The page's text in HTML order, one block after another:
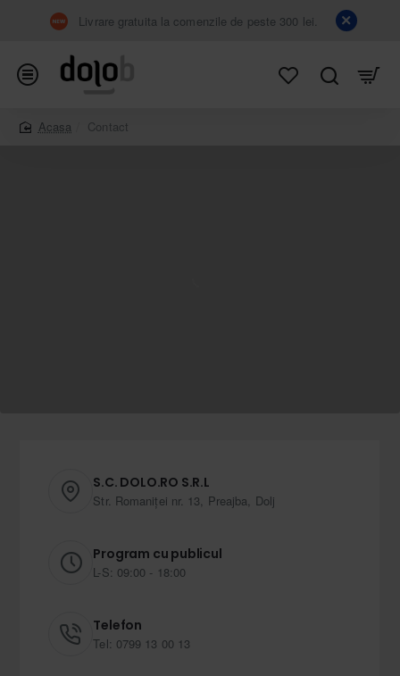
Livrare gratuita la comenzile de peste 300 lei.
Contact
S.C. DOLO.RO S.R.L
Str. Romaniței nr. 13, Preajba, Dolj
Program cu publicul
L-S: 09:00 - 18:00
Telefon
Tel: 0799 13 00 13